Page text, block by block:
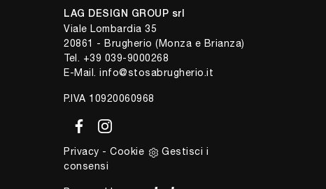
LAG DESIGN GROUP srl
Viale Lombardia 35
20861 - Brugherio (Monza e Brianza)
Tel. +39 039-9000268
E-Mail. info@stosabrugherio.it
P.IVA 10920060968
Privacy - Cookie
Gestisci i
consensi